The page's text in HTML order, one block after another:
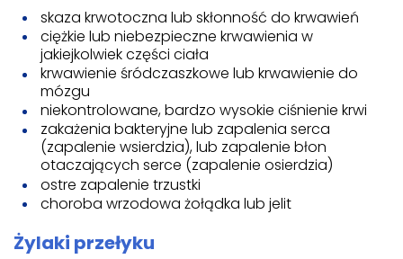
skaza krwotoczna lub skłonność do krwawień
ciężkie lub niebezpieczne krwawienia w
jakiejkolwiek części ciała
krwawienie śródczaszkowe lub krwawienie do
mózgu
niekontrolowane, bardzo wysokie ciśnienie krwi
zakażenia bakteryjne lub zapalenia serca
(zapalenie wsierdzia), lub zapalenie błon
otaczających serce (zapalenie osierdzia)
ostre zapalenie trzustki
choroba wrzodowa żołądka lub jelit
Żylaki przełyku